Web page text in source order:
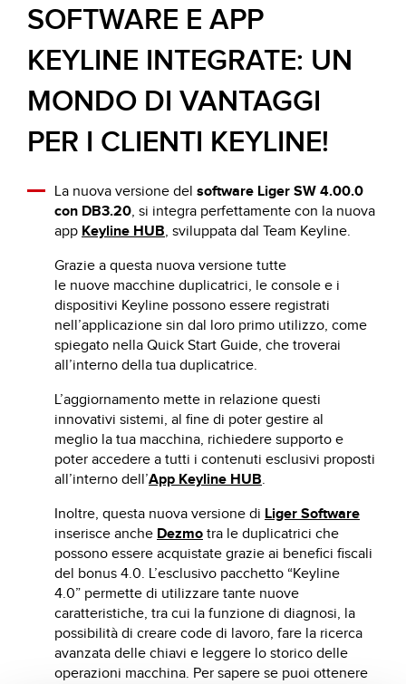
SOFTWARE E APP
KEYLINE INTEGRATE: UN
MONDO DI VANTAGGI
PER I CLIENTI KEYLINE!
La nuova versione del software Liger SW 4.00.0
con DB3.20, si integra perfettamente con la nuova
app Keyline HUB, sviluppata dal Team Keyline.
Grazie a questa nuova versione tutte
le nuove macchine duplicatrici, le console e i
dispositivi Keyline possono essere registrati
nell’applicazione sin dal loro primo utilizzo, come
spiegato nella Quick Start Guide, che troverai
all’interno della tua duplicatrice.
L’aggiornamento mette in relazione questi
innovativi sistemi, al fine di poter gestire al
meglio la tua macchina, richiedere supporto e
poter accedere a tutti i contenuti esclusivi proposti
all’interno dell’App Keyline HUB.
Inoltre, questa nuova versione di Liger Software
inserisce anche Dezmo tra le duplicatrici che
possono essere acquistate grazie ai benefici fiscali
del bonus 4.0. L’esclusivo pacchetto “Keyline
4.0” permette di utilizzare tante nuove
caratteristiche, tra cui la funzione di diagnosi, la
possibilità di creare code di lavoro, fare la ricerca
avanzata delle chiavi e leggere lo storico delle
operazioni macchina. Per sapere se puoi ottenere